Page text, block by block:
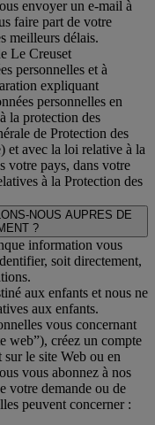
envoyer un e-mail à
faire part de votre
meilleurs délais.
Le Creuset
personnelles et à
expliquant
personnelles en
la protection des
de Protection des
et avec la loi relative à la
votre pays, dans votre
à la Protection des
NOUS AUPRES DE
?
information vous
soit directement,
aux enfants et nous ne
aux enfants.
vous concernant
web”), créez un compte
le site Web ou en
vous abonnez à nos
votre demande ou de
peuvent concerner :